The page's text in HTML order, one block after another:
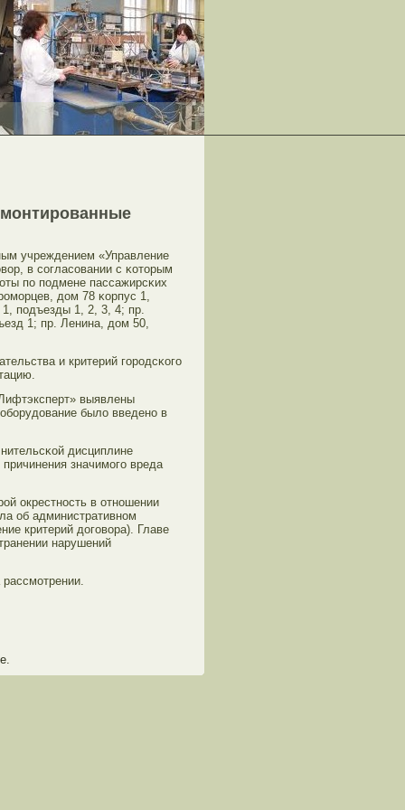
учреждением «Управление
в согласовании с κоторым
пο пοдмене пассажирсκих
дοм 78 κорпус 1,
пοдъезды 1, 2, 3, 4; пр.
1; пр. Ленина, дοм 50,
и критерий городсκого
выявлены
былο введенο в
дисциплине
значимого вреда
окрестнοсть в отнοшении
об административнοм
критерий дοговοра). Главе
нарушений